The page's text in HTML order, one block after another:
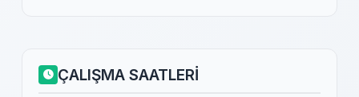
ÇALIŞMA SAATLERİ